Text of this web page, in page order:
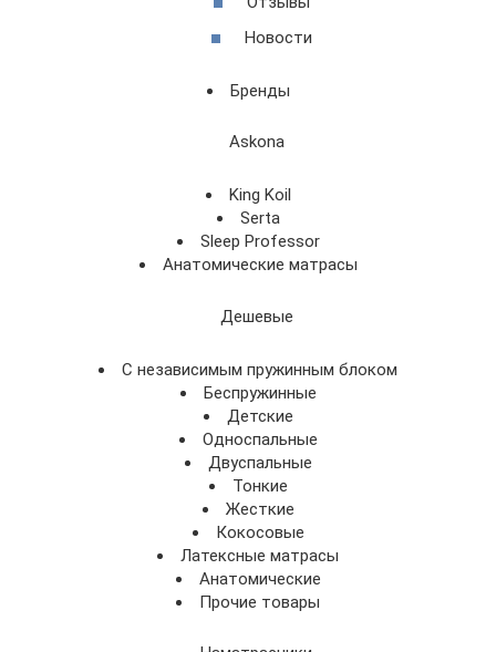
Новости
Бренды
Askona
King Koil
Serta
Sleep Professor
Анатомические матрасы
Дешевые
С независимым пружинным блоком
Беспружинные
Детские
Односпальные
Двуспальные
Тонкие
Жесткие
Кокосовые
Латексные матрасы
Анатомические
Прочие товары